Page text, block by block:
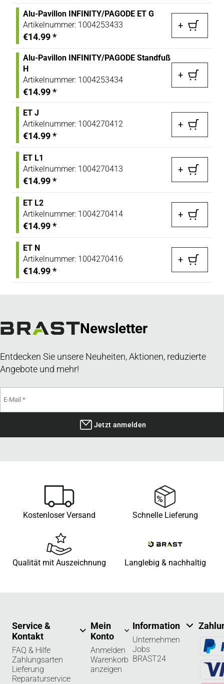
Alu-Pavillon INFINITY/PAGODE ET G
Artikelnummer: 1004253433
€14.99*
+
Alu-Pavillon INFINITY/PAGODE Standfuß
H
Artikelnummer: 1004253434
€14.99*
+
ET J
Artikelnummer: 1004270412
€14.99*
+
ET L1
Artikelnummer: 1004270413
€14.99*
+
ET L2
Artikelnummer: 1004270414
€14.99*
+
ET N
Artikelnummer: 1004270416
€14.99*
+
Newsletter
Entdecken Sie unsere Neuheiten, Aktionen, reduzierte
Angebote und mehr!
Jetzt anmelden
Kostenloser Versand Schnelle Lieferung
Qualität mit Auszeichnung Langlebig & nachhaltig
Service &
Kontakt
FAQ & Hilfe
Zahlungsarten
Lieferung
Reparaturservice
Mein
Konto
Anmelden
Warenkorb
anzeigen
Information
Unternehmen
Jobs
BRAST24